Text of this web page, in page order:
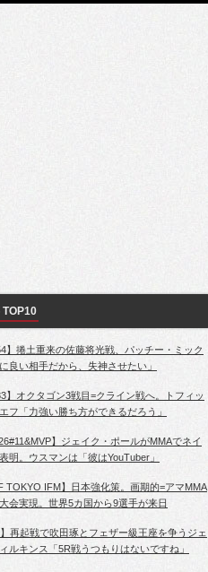
TOP10
】捲土重来の佐藤将光戦、パッチー・ミック
良い相手だから、失神させたい」
】オクタゴン3戦目=クライン戦へ。トフィッ
フ「力強い勝ち方ができるだろう」
】ジェイク・ポールがMMAでネイ
明。ウスマンは「彼はYouTuber」
TOKYO IFM】日本強化策。画期的=アマMMA
会実現。世界5カ国から9選手が来日
】再起戦で吹田琢とフェザー級王座を争うジェ
ルキンス「5R戦うつもりはないですね」